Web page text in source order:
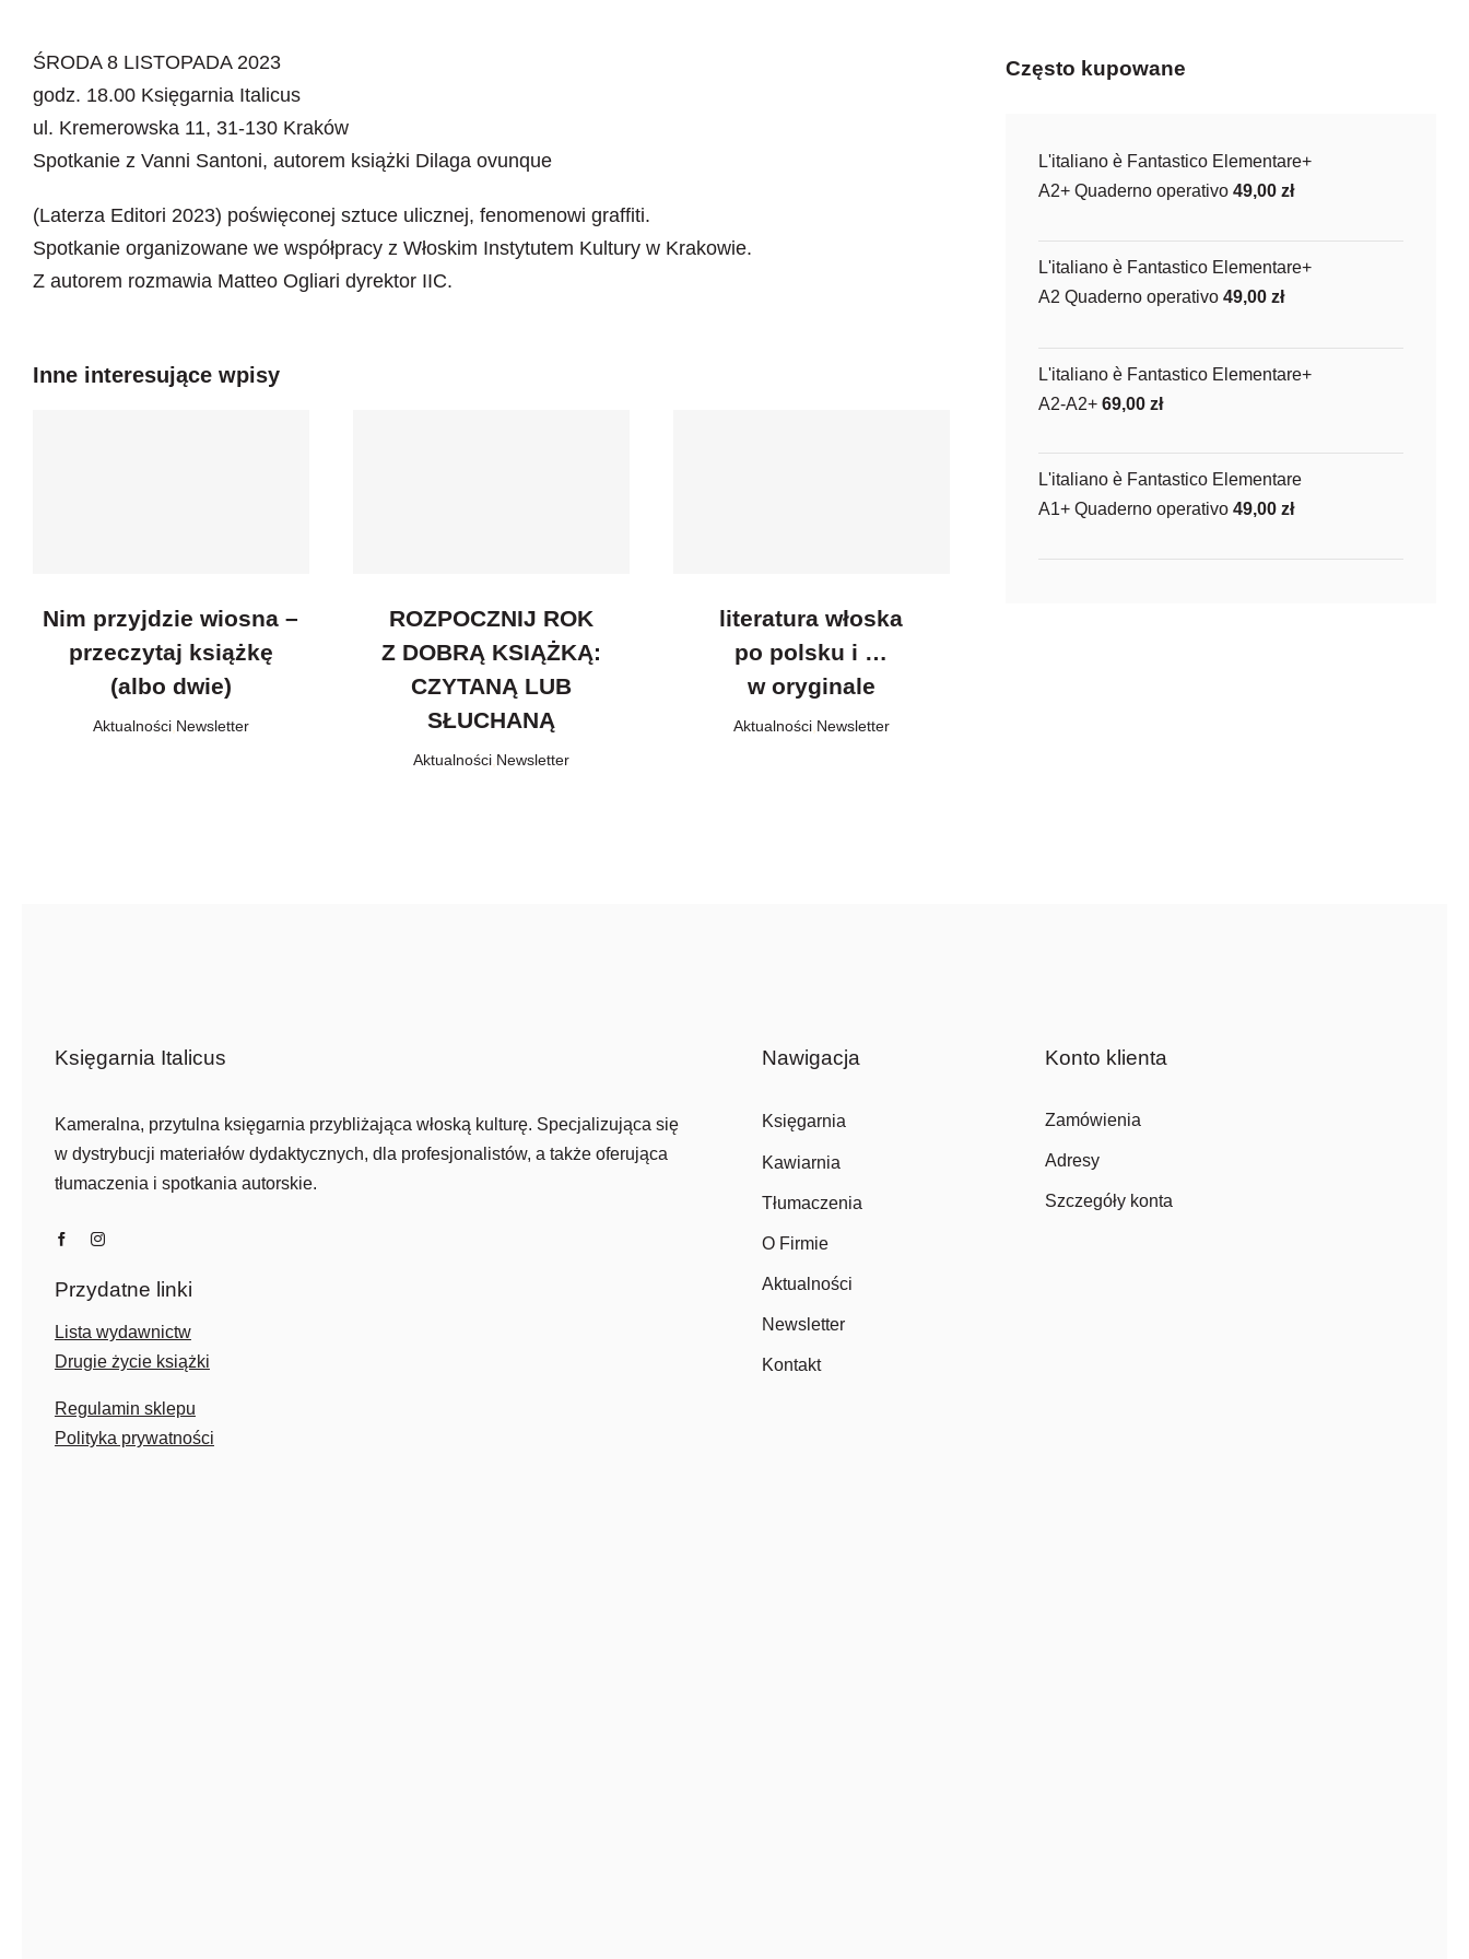
ŚRODA 8 LISTOPADA 2023
godz. 18.00 Księgarnia Italicus
ul. Kremerowska 11, 31-130 Kraków
Spotkanie z Vanni Santoni, autorem książki Dilaga ovunque
(Laterza Editori 2023) poświęconej sztuce ulicznej, fenomenowi graffiti.
Spotkanie organizowane we współpracy z Włoskim Instytutem Kultury w Krakowie.
Z autorem rozmawia Matteo Ogliari dyrektor IIC.
Inne interesujące wpisy
Nim przyjdzie wiosna –
przeczytaj książkę
(albo dwie)
Aktualności, Newsletter
ROZPOCZNIJ ROK
Z DOBRĄ KSIĄŻKĄ:
CZYTANĄ LUB
SŁUCHANĄ
Aktualności, Newsletter
literatura włoska
po polsku i …
w oryginale
Aktualności, Newsletter
Często kupowane
L'italiano è Fantastico Elementare+
A2+ Quaderno operativo 49,00zł
L'italiano è Fantastico Elementare+
A2 Quaderno operativo 49,00zł
L'italiano è Fantastico Elementare+
A2-A2+ 69,00zł
L'italiano è Fantastico Elementare
A1+ Quaderno operativo 49,00zł
Księgarnia Italicus
Kameralna, przytulna księgarnia przybliżająca włoską kulturę. Specjalizująca się
w dystrybucji materiałów dydaktycznych, dla profesjonalistów, a także oferująca
tłumaczenia i spotkania autorskie.
Przydatne linki
Lista wydawnictw
Drugie życie książki
Regulamin sklepu
Polityka prywatności
Nawigacja
Księgarnia
Kawiarnia
Tłumaczenia
O Firmie
Aktualności
Newsletter
Kontakt
Konto klienta
Zamówienia
Adresy
Szczegóły konta